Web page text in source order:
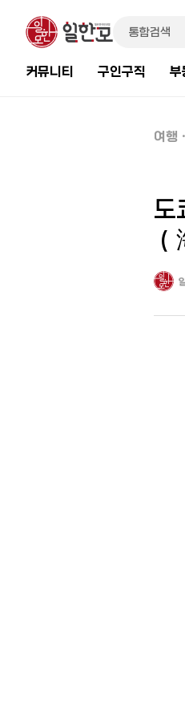
커뮤니티 구인구직 부
여행
도